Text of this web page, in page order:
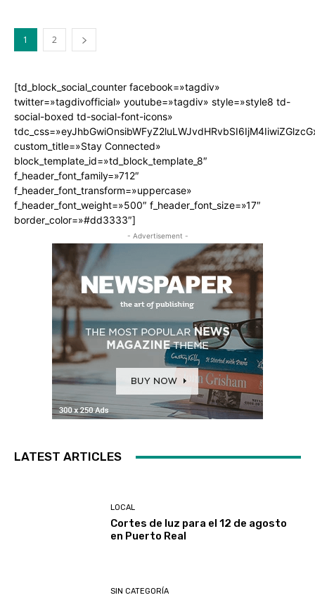
1 2
[td_block_social_counter facebook=»tagdiv»
twitter=»tagdivofficial» youtube=»tagdiv» style=»style8 td-
social-boxed td-social-font-icons»
custom_title=»Stay Connected»
block_template_id=»td_block_template_8″
f_header_font_family=»712″
f_header_font_transform=»uppercase»
f_header_font_weight=»500″ f_header_font_size=»17″
border_color=»#dd3333″]
- Advertisement -
LATEST ARTICLES
LOCAL
Cortes de luz para el 12 de agosto
en Puerto Real
SIN CATEGORÍA